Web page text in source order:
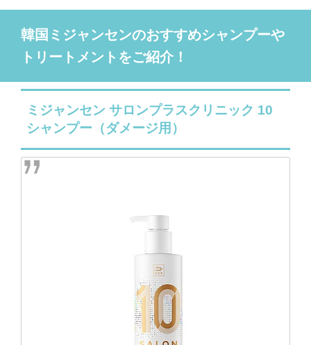
韓国ミジャンセンのおすすめシャンプーや
トリートメントをご紹介！
ミジャンセン サロンプラスクリニック 10
シャンプー（ダメージ用）